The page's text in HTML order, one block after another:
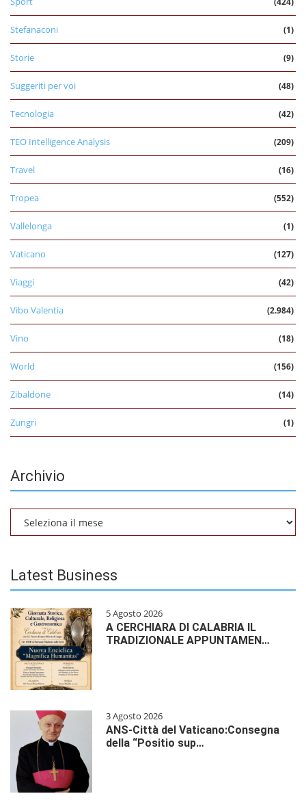
Stefanaconi (1)
Storie (9)
Suggeriti per voi (48)
Tecnologia (42)
TEO Intelligence Analysis (209)
Travel (16)
Tropea (552)
Vallelonga (1)
Vaticano (127)
Viaggi (42)
Vibo Valentia (2.984)
Vino (18)
World (156)
Zibaldone (14)
Zungri (1)
Archivio
Latest Business
5 Agosto 2026
A CERCHIARA DI CALABRIA IL
TRADIZIONALE APPUNTAMEN…
3 Agosto 2026
ANS-Città del Vaticano:Consegna
della “Positio sup…